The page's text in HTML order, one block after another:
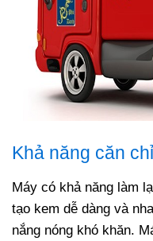
Khả năng căn
Máy có khả năng làm
tạo kem dễ dàng và
nắng nóng khó khăn.